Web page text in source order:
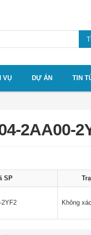
VỤ DỰ ÁN TIN
2AA00-
SP
2YF2 Không